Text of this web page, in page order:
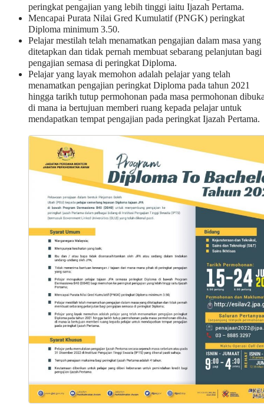
peringkat pengajian yang lebih tinggi iaitu Ijazah Pertama.
Mencapai Purata Nilai Gred Kumulatif (PNGK) peringkat
Diploma minimum 3.50.
Pelajar mestilah telah menamatkan pengajian dalam masa yang
ditetapkan dan tidak pernah membuat sebarang pelanjutan bagi
pengajian semasa di peringkat Diploma.
Pelajar yang layak memohon adalah pelajar yang telah
menamatkan pengajian peringkat Diploma pada tahun 2021
hingga tarikh tutup permohonan pada masa permohonan
di mana ia bertujuan memberi ruang kepada pelajar untuk
mendapatkan tempat pengajian pada peringkat Ijazah Pertama.